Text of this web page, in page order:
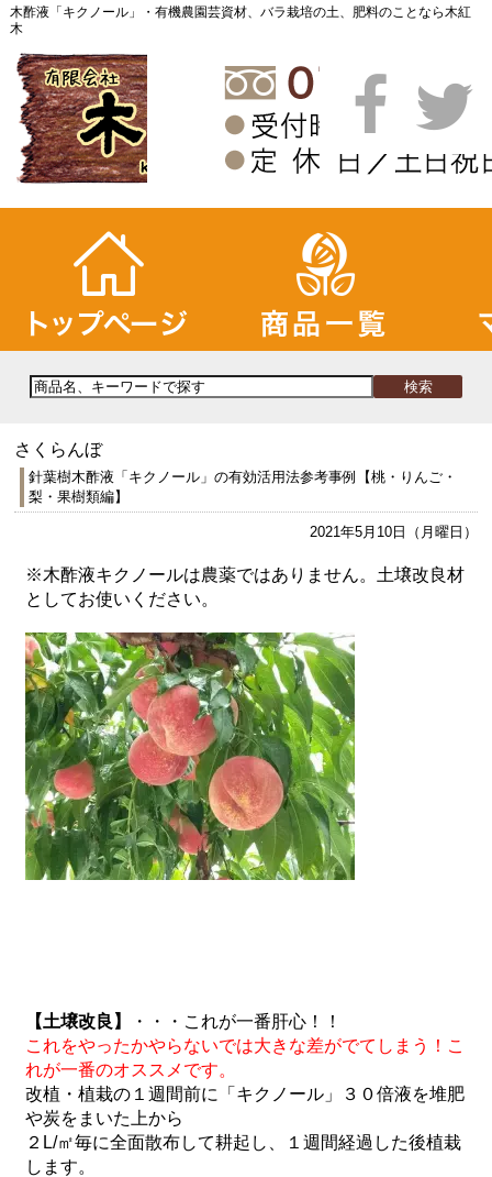
木酢液「キクノール」・有機農園芸資材、バラ栽培の土、肥料のことなら木紅
木
さくらんぼ
針葉樹木酢液「キクノール」の有効活用法参考事例【桃・りんご・
梨・果樹類編】
2021年5月10日（月曜日）
※木酢液キクノールは農薬ではありません。土壌改良材
としてお使いください。
【土壌改良】
・・・これが一番肝心！！
これをやったかやらないでは大きな差がでてしまう！こ
れが一番のオススメです。
改植・植栽の１週間前に「キクノール」３０倍液を堆肥
や炭をまいた上から
２L/㎡毎に全面散布して耕起し、１週間経過した後植栽
します。